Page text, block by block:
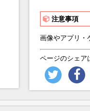
注意事項
画像やアプリ・
ページのシェア